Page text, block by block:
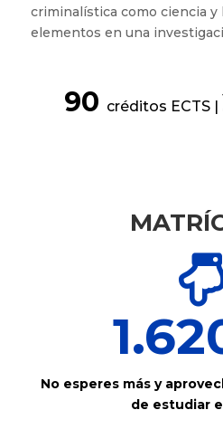
criminalística como ciencia y
elementos en una
90 créditos ECTS |
No esperes más y
de estudiar